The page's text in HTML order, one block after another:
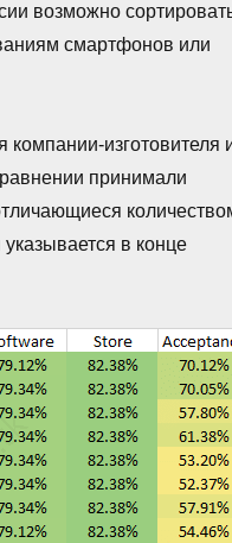
возможно
смартфонов или
изготовителя
принимали
в конце